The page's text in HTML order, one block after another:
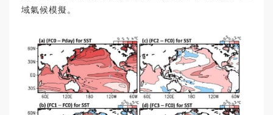
域氣候模擬。